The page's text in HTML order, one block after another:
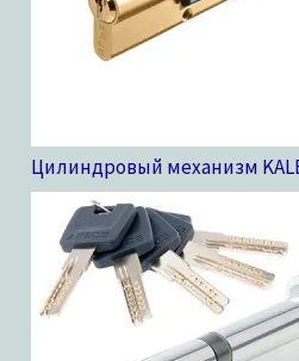
Цилиндровый механизм